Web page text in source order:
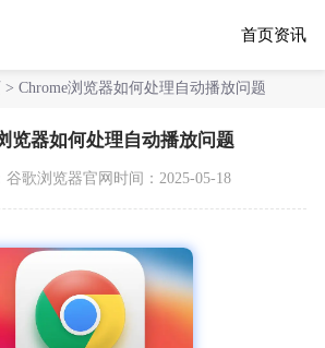
首页资讯
> Chrome浏览器如何处理自动播放问题
览器如何处理自动播放问题
谷歌浏览器官网 时间：2025-05-18